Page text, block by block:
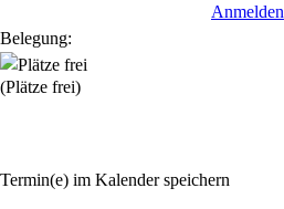
Anmelden
Belegung:
(Plätze frei)
Termin(e) im Kalender speichern